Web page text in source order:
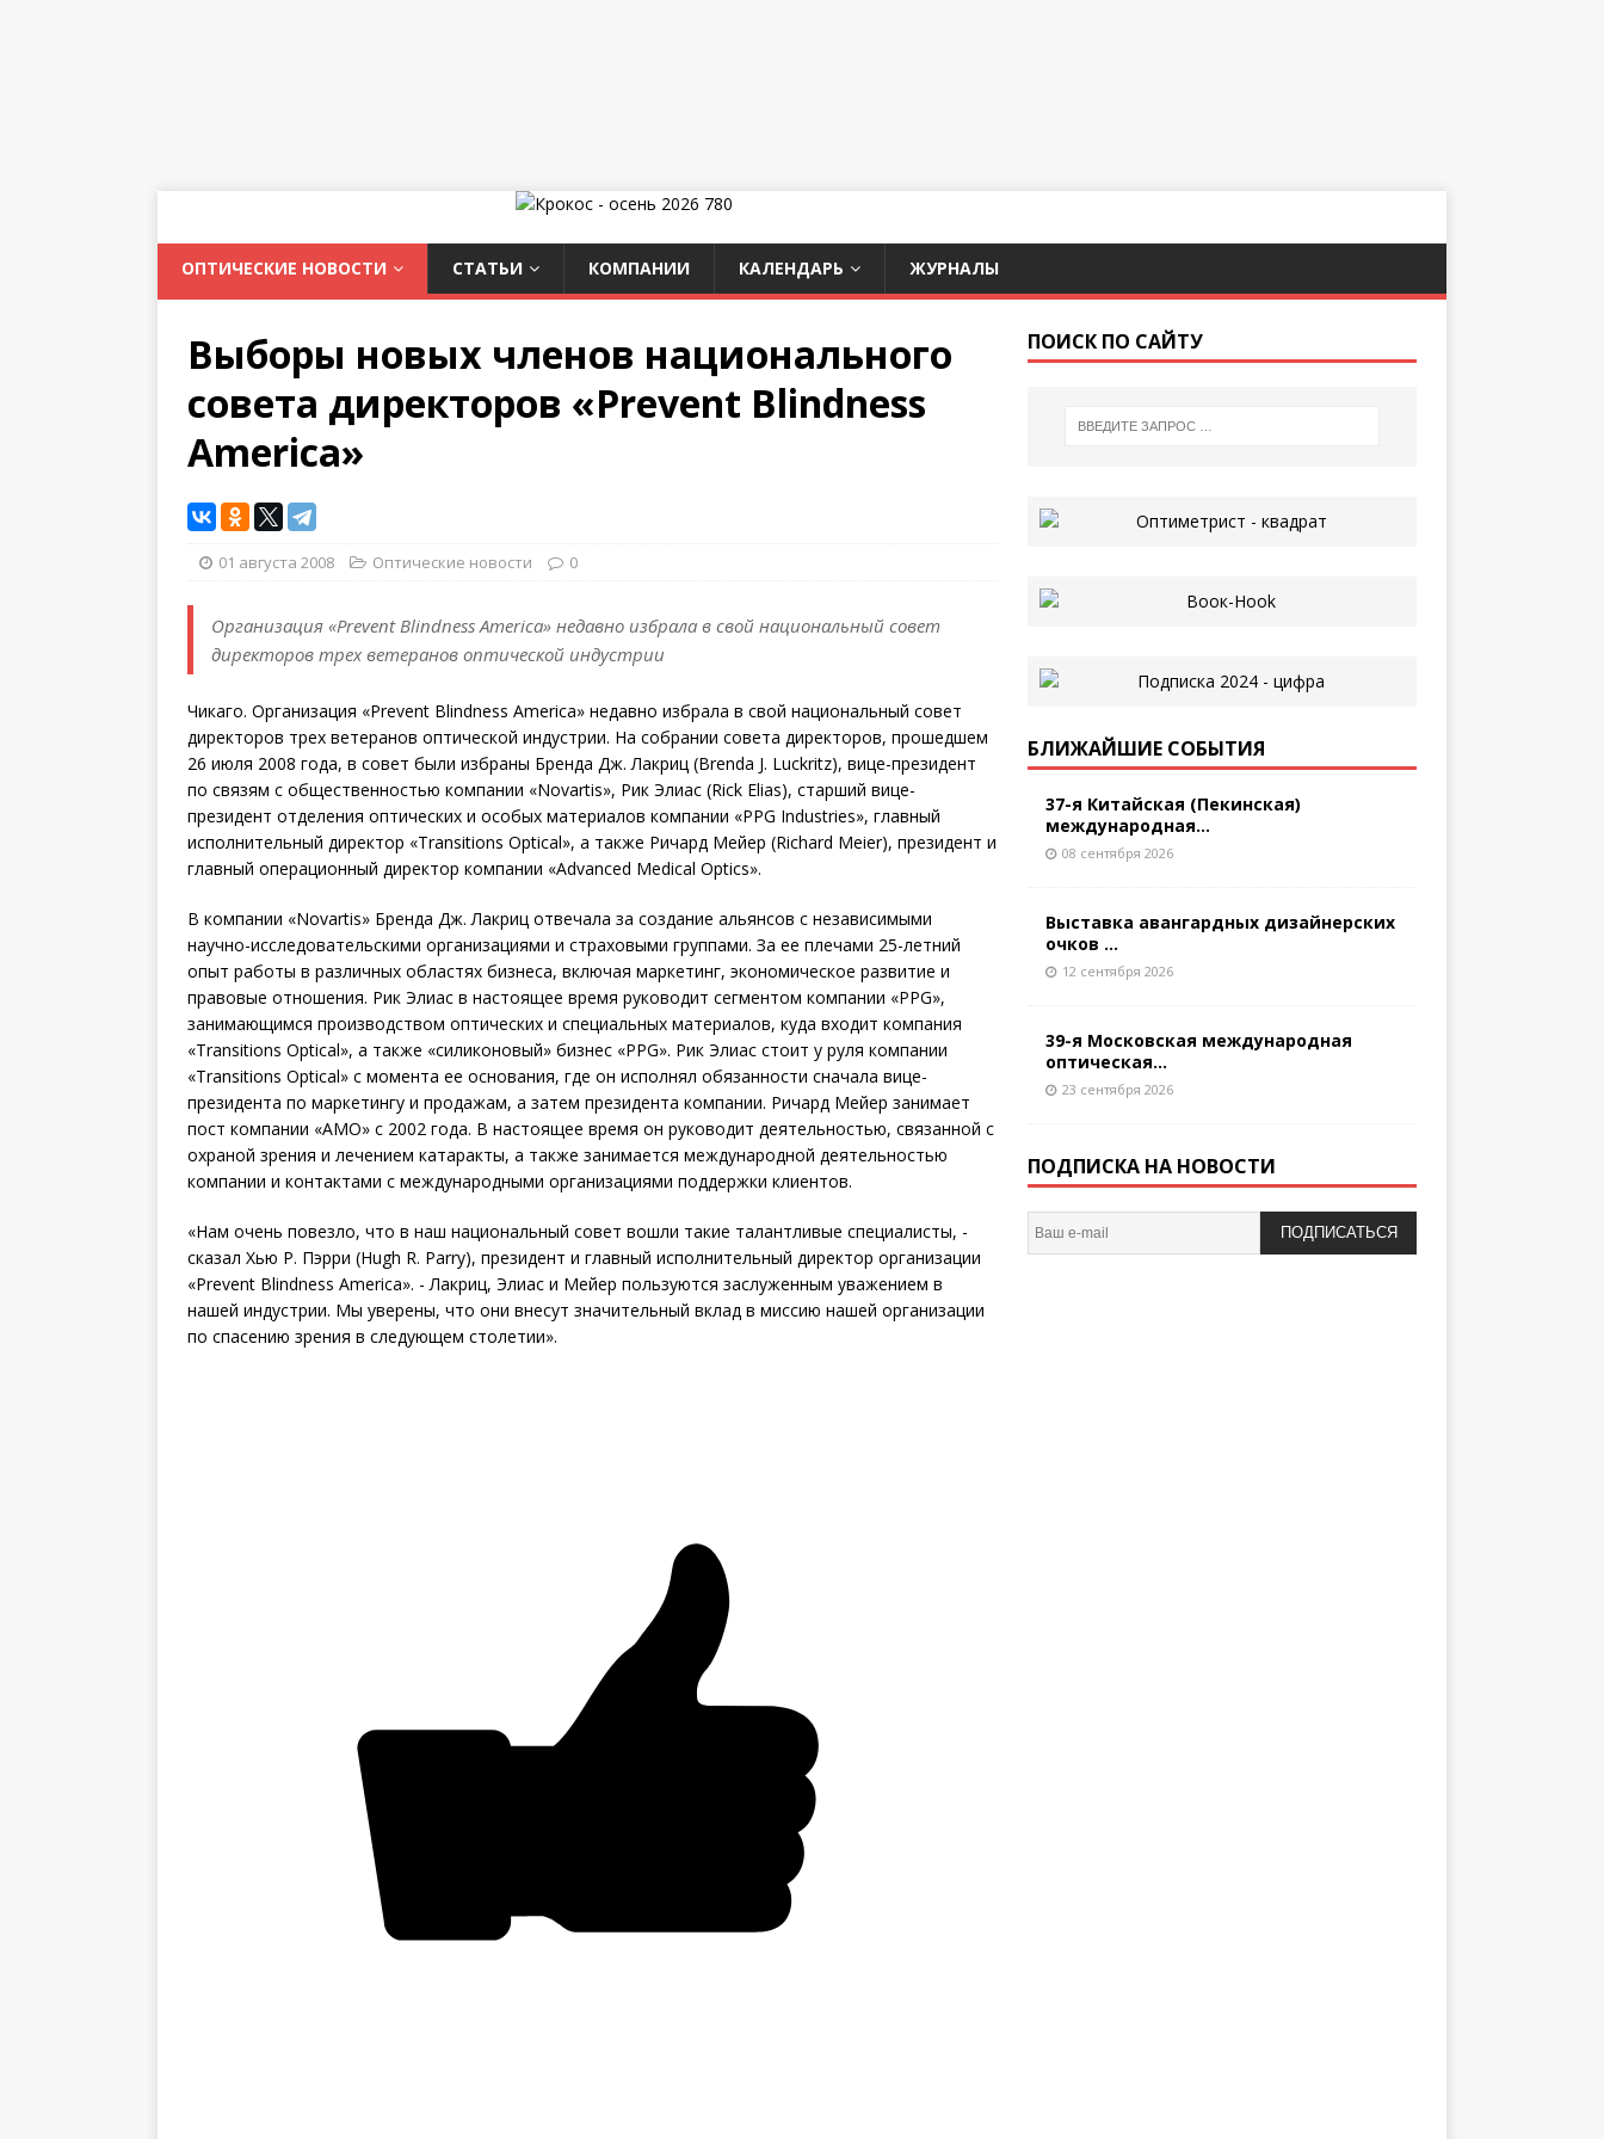
ОПТИЧЕСКИЕ НОВОСТИ СТАТЬИ КОМПАНИИ КАЛЕНДАРЬ ЖУРНАЛЫ
Выборы новых членов национального
совета директоров «Prevent Blindness
America»
01 августа 2008 Оптические новости 0
Организация «Prevent Blindness America» недавно избрала в свой национальный совет
директоров трех ветеранов оптической индустрии
Чикаго. Организация «Prevent Blindness America» недавно избрала в свой национальный совет
директоров трех ветеранов оптической индустрии. На собрании совета директоров, прошедшем
26 июля 2008 года, в совет были избраны Бренда Дж. Лакриц (Brenda J. Luckritz), вице-президент
по связям с общественностью компании «Novartis», Рик Элиас (Rick Elias), старший вице-
президент отделения оптических и особых материалов компании «PPG Industries», главный
исполнительный директор «Transitions Optical», а также Ричард Мейер (Richard Meier), президент и
главный операционный директор компании «Advanced Medical Optics».
В компании «Novartis» Бренда Дж. Лакриц отвечала за создание альянсов с независимыми
научно-исследовательскими организациями и страховыми группами. За ее плечами 25-летний
опыт работы в различных областях бизнеса, включая маркетинг, экономическое развитие и
правовые отношения. Рик Элиас в настоящее время руководит сегментом компании «PPG»,
занимающимся производством оптических и специальных материалов, куда входит компания
«Transitions Optical», а также «силиконовый» бизнес «PPG». Рик Элиас стоит у руля компании
«Transitions Optical» с момента ее основания, где он исполнял обязанности сначала вице-
президента по маркетингу и продажам, а затем президента компании. Ричард Мейер занимает
пост компании «AMO» с 2002 года. В настоящее время он руководит деятельностью, связанной с
охраной зрения и лечением катаракты, а также занимается международной деятельностью
компании и контактами с международными организациями поддержки клиентов.
«Нам очень повезло, что в наш национальный совет вошли такие талантливые специалисты, -
сказал Хью Р. Пэрри (Hugh R. Parry), президент и главный исполнительный директор организации
«Prevent Blindness America». - Лакриц, Элиас и Мейер пользуются заслуженным уважением в
нашей индустрии. Мы уверены, что они внесут значительный вклад в миссию нашей организации
по спасению зрения в следующем столетии».
ПОИСК ПО САЙТУ
БЛИЖАЙШИЕ СОБЫТИЯ
37-я Китайская (Пекинская)
международная...
08 сентября 2026
Выставка авангардных дизайнерских
очков ...
12 сентября 2026
39-я Московская международная
оптическая...
23 сентября 2026
ПОДПИСКА НА НОВОСТИ
ПОДПИСАТЬСЯ